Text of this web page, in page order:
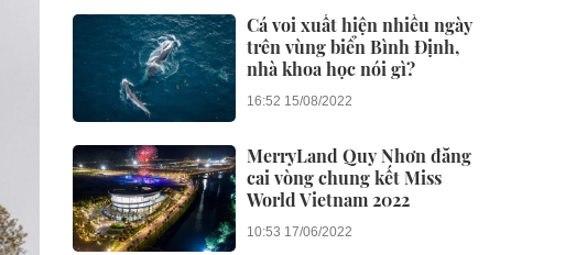
Cá voi xuất hiện nhiều ngày
trên vùng biển Bình Định,
nhà khoa học nói gì?
16:52 15/08/2022
MerryLand Quy Nhơn đăng
cai vòng chung kết Miss
World Vietnam 2022
10:53 17/06/2022